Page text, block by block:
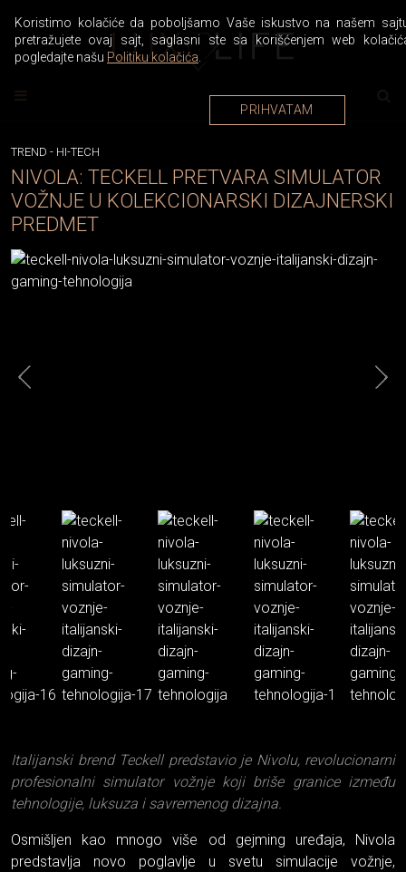
TREND - HI-TECH
NIVOLA: TECKELL PRETVARA SIMULATOR
VOŽNJE U KOLEKCIONARSKI DIZAJNERSKI
PREDMET
Italijanski brend Teckell predstavio je Nivolu, revolucionarni
profesionalni simulator vožnje koji briše granice između
tehnologije, luksuza i savremenog dizajna.
Osmišljen kao mnogo više od gejming uređaja, Nivola
predstavlja novo poglavlje u svetu simulacije vožnje,
Koristimo kolačiće da poboljšamo Vaše iskustvo na našem
pretražujete ovaj sajt, saglasni ste sa korišćenjem web
pogledajte našu Politiku kolačića
PRIHVATAM